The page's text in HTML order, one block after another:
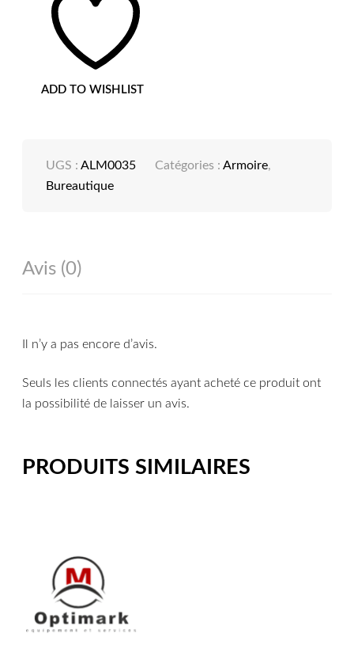
ADD TO WISHLIST
UGS :ALM0035 Catégories :Armoire,
Bureautique
Avis (0)
Il n’y a pas encore d’avis.
Seuls les clients connectés ayant acheté ce produit ont
la possibilité de laisser un avis.
PRODUITS SIMILAIRES